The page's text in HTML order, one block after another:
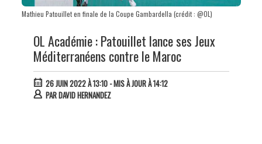
Mathieu Patouillet en finale de la Coupe Gambardella (crédit : @OL)
OL Académie : Patouillet lance ses Jeux
Méditerranéens contre le Maroc
26 JUIN 2022 À 13:10- MIS À JOUR À 14:12
PARDAVID HERNANDEZ